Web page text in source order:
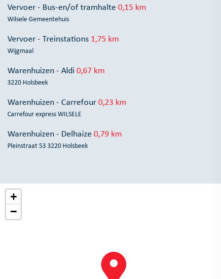
Vervoer - Bus-en/of tramhalte 0,15 km
Wilsele Gemeentehuis
Vervoer - Treinstations 1,75 km
Wijgmaal
Warenhuizen - Aldi 0,67 km
3220 Holsbeek
Warenhuizen - Carrefour0,23 km
Carrefour express WILSELE
Warenhuizen - Delhaize 0,79 km
Pleinstraat 53 3220 Holsbeek
+
−